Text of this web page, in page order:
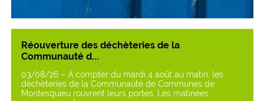
Réouverture des déchèteries de la
Communauté d...
03/08/26 – À compter du mardi 4 août au matin, les
déchèteries de la Communauté de Communes de
Montesquieu rouvrent leurs portes. Les matinées